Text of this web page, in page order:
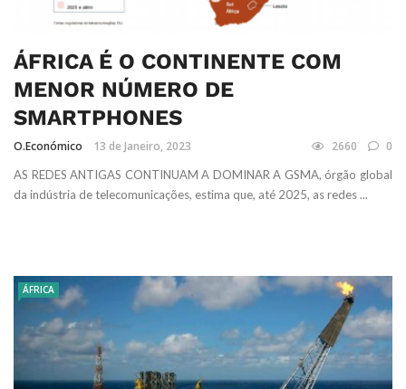
ÁFRICA É O CONTINENTE COM
MENOR NÚMERO DE
SMARTPHONES
O.Económico 13 de Janeiro, 2023 2660 0
AS REDES ANTIGAS CONTINUAM A DOMINAR A GSMA, órgão global
da indústria de telecomunicações, estima que, até 2025, as redes ...
ÁFRICA